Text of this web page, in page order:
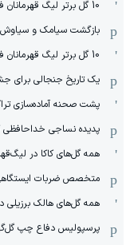
10 گل برتر لیگ قهرمانان فصل 2023
بازگشت سیامک و
10 گل برتر لیگ قهرمانان فصل 2016
یک تاریخ جنجالی برای
پشت صحنه آماده‌سازی
پدیده نساجی خداحافظی
همه گل‌های کاکا در
متخصص ضربات
همه گل‌های هالک برزیلی
پرسپولیس دفاع چپ